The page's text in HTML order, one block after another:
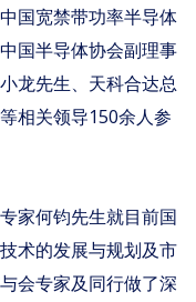
国宽禁带功率半导体
国半导体协会副理事
龙先生、天科合达总
相关领导150余人参
家何钧先生就目前国
术的发展与规划及市
会专家及同行做了深